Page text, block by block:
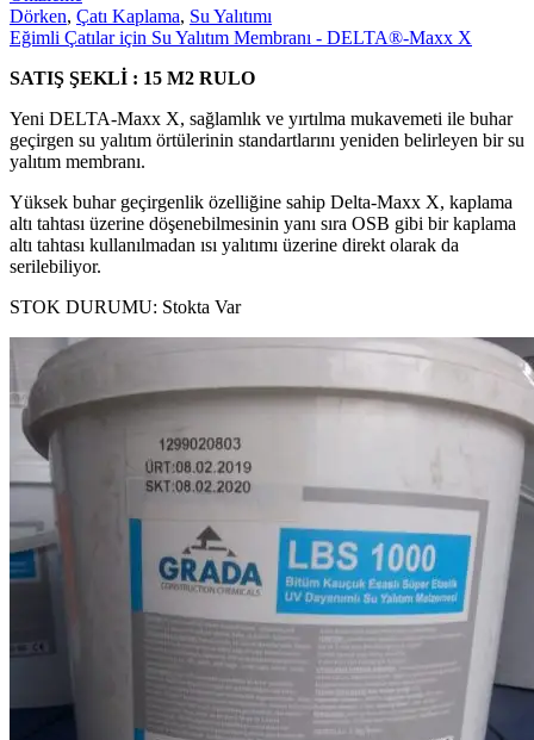
Dörken, Çatı Kaplama, Su Yalıtımı
Eğimli Çatılar için Su Yalıtım Membranı - DELTA®-Maxx X
SATIŞ ŞEKLİ : 15 M2 RULO
Yeni DELTA-Maxx X, sağlamlık ve yırtılma mukavemeti ile buhar
geçirgen su yalıtım örtülerinin standartlarını yeniden belirleyen bir su
yalıtım membranı.
Yüksek buhar geçirgenlik özelliğine sahip Delta-Maxx X, kaplama
altı tahtası üzerine döşenebilmesinin yanı sıra OSB gibi bir kaplama
altı tahtası kullanılmadan ısı yalıtımı üzerine direkt olarak da
serilebiliyor.
STOK DURUMU: Stokta Var